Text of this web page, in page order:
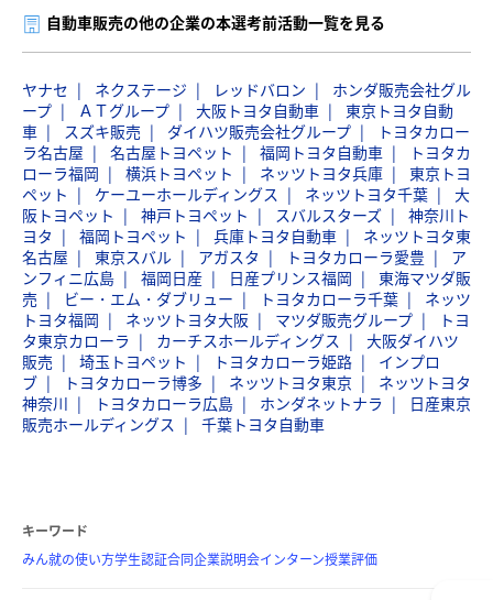
自動車販売の他の企業の本選考前活動一覧を見る
ヤナセ ネクステージ レッドバロン
ホンダ販売会社グル
ープ
ＡＴグループ 大阪トヨタ自動車
東京トヨタ自動
車
スズキ販売 ダイハツ販売会社グループ
トヨタカロー
ラ名古屋
名古屋トヨペット 福岡トヨタ自動車
トヨタカ
ローラ福岡
横浜トヨペット ネッツトヨタ兵庫
東京トヨ
ペット
ケーユーホールディングス ネッツトヨタ千葉
大
阪トヨペット
神戸トヨペット スバルスターズ
神奈川ト
ヨタ
福岡トヨペット 兵庫トヨタ自動車
ネッツトヨタ東
名古屋
東京スバル アガスタ トヨタカローラ愛豊
ア
ンフィニ広島
福岡日産 日産プリンス福岡
東海マツダ販
売
ビー・エム・ダブリュー トヨタカローラ千葉
ネッツ
トヨタ福岡
ネッツトヨタ大阪 マツダ販売グループ
トヨ
タ東京カローラ
カーチスホールディングス
大阪ダイハツ
販売
埼玉トヨペット トヨタカローラ姫路
インプロ
ブ
トヨタカローラ博多 ネッツトヨタ東京
ネッツトヨタ
神奈川
トヨタカローラ広島 ホンダネットナラ
日産東京
販売ホールディングス
千葉トヨタ自動車
キーワード
みん就の使い方学生認証合同企業説明会インターン授業評価